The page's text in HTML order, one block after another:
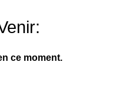
ce moment.